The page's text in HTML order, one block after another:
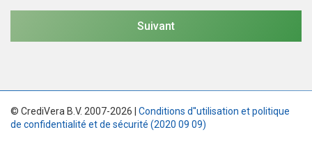
© CrediVera B.V. 2007-2026 | Conditions d''utilisation et politique
de confidentialité et de sécurité (2020 09 09)